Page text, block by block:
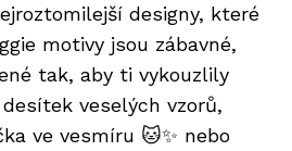
designy, které
motivy jsou zábavné,
tak, aby ti vykouzlily
veselých vzorů,
ve vesmíru 🐱✨ nebo